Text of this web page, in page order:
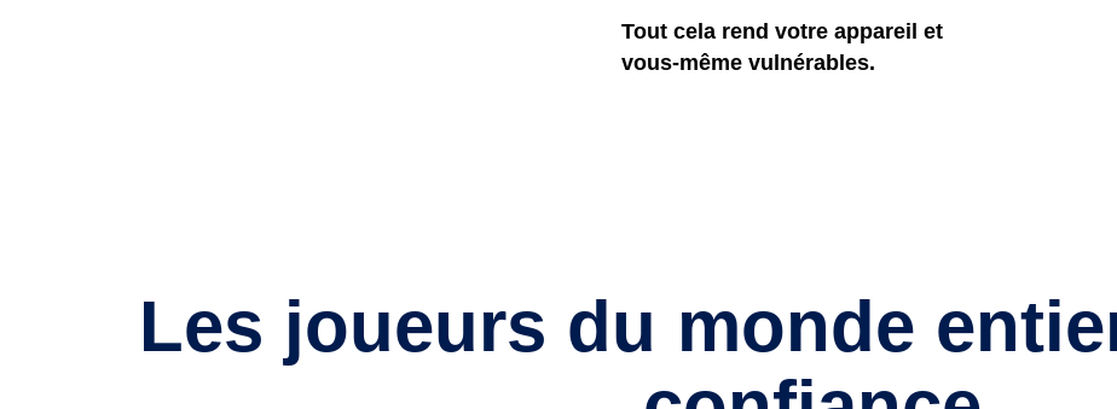
Tout cela rend votre appareil et
vous-même vulnérables.
Les joueurs du monde